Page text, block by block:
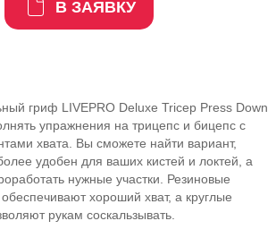
В ЗАЯВКУ
гриф LIVEPRO Deluxe Tricep Press Down
упражнения на трицепс и бицепс с
хвата. Вы сможете найти вариант,
удобен для ваших кистей и локтей, а
нужные участки. Резиновые
хороший хват, а круглые
рукам соскальзывать.